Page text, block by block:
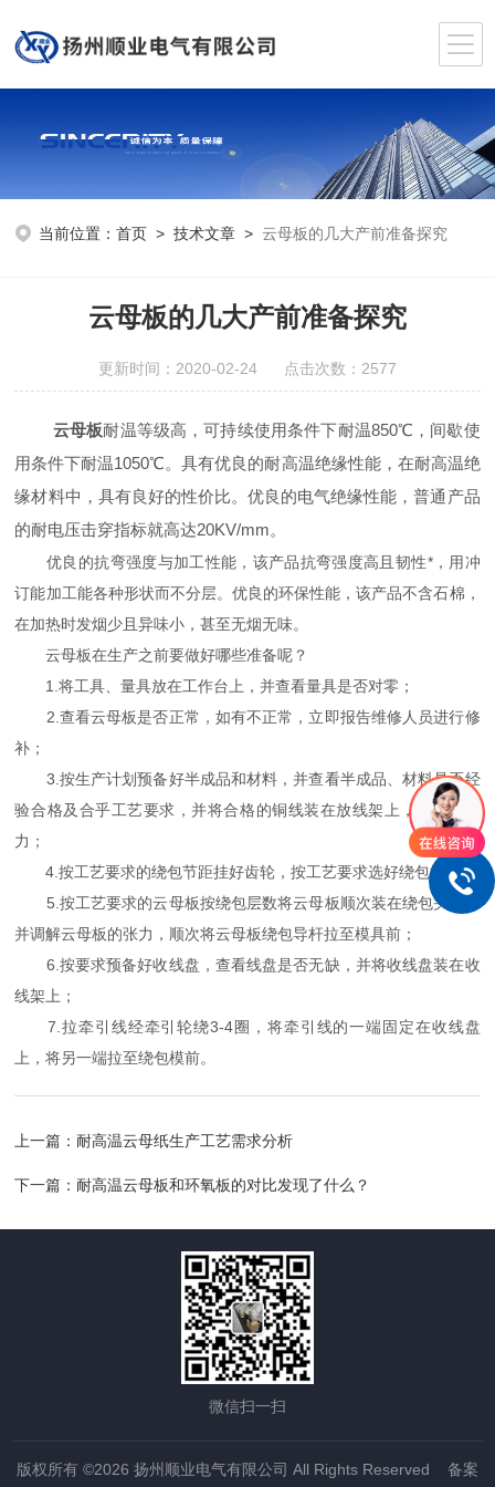
当前位置：首页 >技术文章 >云母板的几大产前准备探究
云母板的几大产前准备探究
更新时间：2020-02-24 点击次数：2577
云母板耐温等级高，可持续使用条件下耐温850℃，间歇使
用条件下耐温1050℃。具有优良的耐高温绝缘性能，在耐高温绝
缘材料中，具有良好的性价比。优良的电气绝缘性能，普通产品
的耐电压击穿指标就高达20KV/mm。
优良的抗弯强度与加工性能，该产品抗弯强度高且韧性*，用冲
订能加工能各种形状而不分层。优良的环保性能，该产品不含石棉，
在加热时发烟少且异味小，甚至无烟无味。
云母板在生产之前要做好哪些准备呢？
1.将工具、量具放在工作台上，并查看量具是否对零；
2.查看云母板是否正常，如有不正常，立即报告维修人员进行修
补；
3.按生产计划预备好半成品和材料，并查看半成品、材料是否经
验合格及合乎工艺要求，并将合格的铜线装在放线架上，并调好张
力；
4.按工艺要求的绕包节距挂好齿轮，按工艺要求选好绕包模；
5.按工艺要求的云母板按绕包层数将云母板顺次装在绕包头上，
并调解云母板的张力，顺次将云母板绕包导杆拉至模具前；
6.按要求预备好收线盘，查看线盘是否无缺，并将收线盘装在收
线架上；
7.拉牵引线经牵引轮绕3-4圈，将牵引线的一端固定在收线盘
上，将另一端拉至绕包模前。
上一篇：耐高温云母纸生产工艺需求分析
下一篇：耐高温云母板和环氧板的对比发现了什么？
微信扫一扫
版权所有 ©2026 扬州顺业电气有限公司 All Rights Reserved 备案